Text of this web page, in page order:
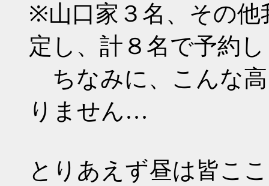
※山口家３名、その他
定し、計８名で予約
ちなみに、こんな
りません…
とりあえず昼は皆こ